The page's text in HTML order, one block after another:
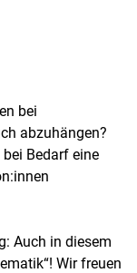
bei
abzuhängen?
Bedarf eine
Auch in diesem
Wir freuen